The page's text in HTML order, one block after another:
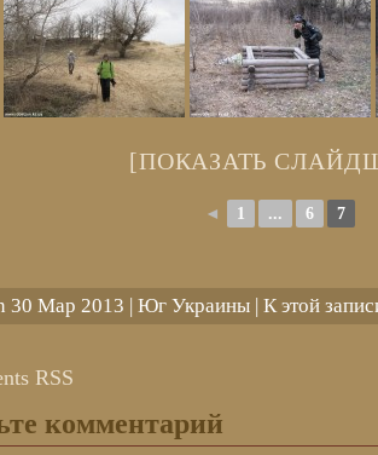
[ПОКАЗАТЬ
◄ 1 ... 6 7
30 Мар 2013 | Юг Украины| К этой
RSS
комментарий